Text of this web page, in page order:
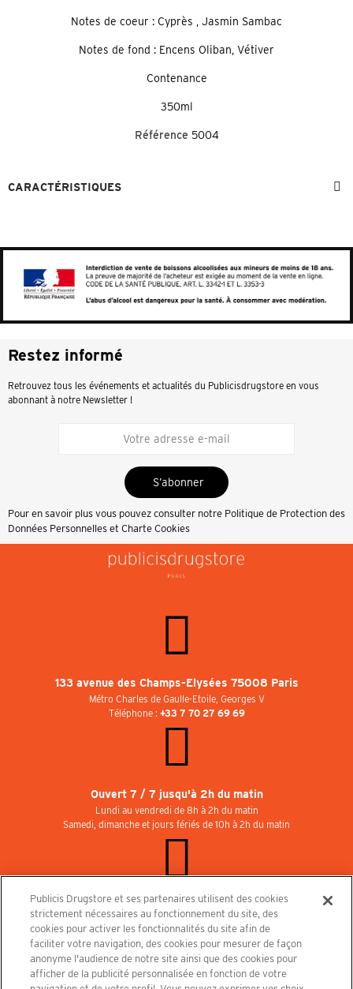
Notes de coeur : Cyprès , Jasmin Sambac
Notes de fond : Encens Oliban, Vétiver
Contenance
350ml
Référence 5004
CARACTÉRISTIQUES
Restez informé
Retrouvez tous les événements et actualités du Publicisdrugstore en vous
abonnant à notre Newsletter !
S’abonner
Pour en savoir plus vous pouvez consulter notre Politique de Protection des
Données Personnelles et Charte Cookies
133 avenue des Champs-Elysées 75008 Paris
Métro Charles de Gaulle-Etoile, Georges V
Téléphone : +33 7 70 27 69 69
Ouvert 7 / 7 jusqu'à 2h du matin
Lundi au vendredi de 8h à 2h du matin
Samedi, dimanche et jours fériés de 10h à 2h du matin
Rejoignez-nous au Publicisdrugstore !
Nous recrutons pour les boutiques, le restaurant et le cinéma. Contactez-nous :
recrutement@publicisdrugstore.com
Conditions générales de vente
Mentions légales
Politique de Protection des Données Personnelles et Charte
Publicis Drugstore et ses partenaires utilisent des cookies
strictement nécessaires au fonctionnement du site, des
cookies pour activer les fonctionnalités du site afin de
faciliter votre navigation, des cookies pour mesurer de façon
anonyme l'audience de notre site ainsi que des cookies pour
afficher de la publicité personnalisée en fonction de votre